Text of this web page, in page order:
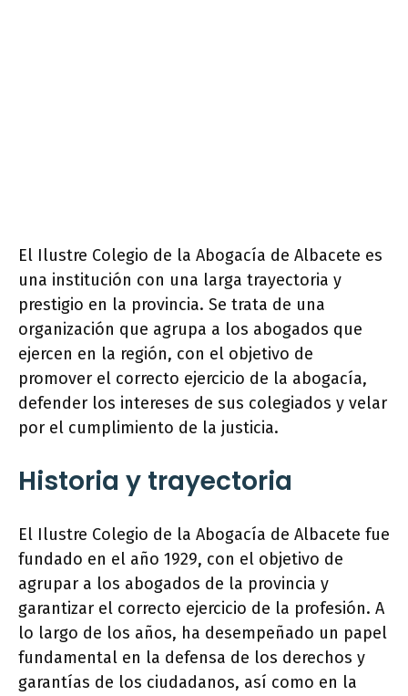
El Ilustre Colegio de la Abogacía de Albacete es
una institución con una larga trayectoria y
prestigio en la provincia. Se trata de una
organización que agrupa a los abogados que
ejercen en la región, con el objetivo de
promover el correcto ejercicio de la abogacía,
defender los intereses de sus colegiados y velar
por el cumplimiento de la justicia.
Historia y trayectoria
El Ilustre Colegio de la Abogacía de Albacete fue
fundado en el año 1929, con el objetivo de
agrupar a los abogados de la provincia y
garantizar el correcto ejercicio de la profesión. A
lo largo de los años, ha desempeñado un papel
fundamental en la defensa de los derechos y
garantías de los ciudadanos, así como en la